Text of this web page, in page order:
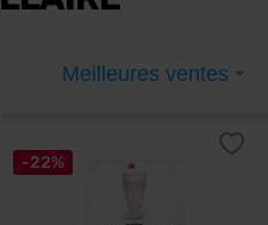
Meilleures ventes
-22%